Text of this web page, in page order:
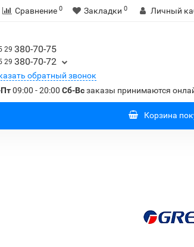
Сравнение 0 Закладки 0 Личный
29 380-70-75
29 380-70-72
обратный звонок
09:00 - 20:00 Сб-Всзаказы принимаются
Корзина